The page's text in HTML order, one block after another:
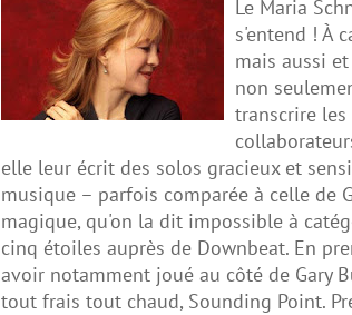
Le Maria
s'entend ! À
mais aussi
non
transcrire
elle leur écrit des solos gracieux et
musique – parfois comparée à celle de
magique, qu'on la dit impossible à
cinq étoiles auprès de Downbeat. En
avoir notamment joué au côté de Gary
tout frais tout chaud, Sounding Point.